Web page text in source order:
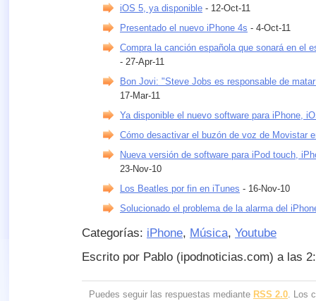
iOS 5, ya disponible - 12-Oct-11
Presentado el nuevo iPhone 4s - 4-Oct-11
Compra la canción española que sonará en el
- 27-Apr-11
Bon Jovi: "Steve Jobs es responsable de
17-Mar-11
Ya disponible el nuevo software para iPhone,
Cómo desactivar el buzón de voz de Movistar
Nueva versión de software para iPod touch,
23-Nov-10
Los Beatles por fin en iTunes - 16-Nov-10
Solucionado el problema de la alarma del
Categorías: iPhone, Música, Youtube
Escrito por Pablo (ipodnoticias.com) a las
Puedes seguir las respuestas mediante RSS 2.0. Los